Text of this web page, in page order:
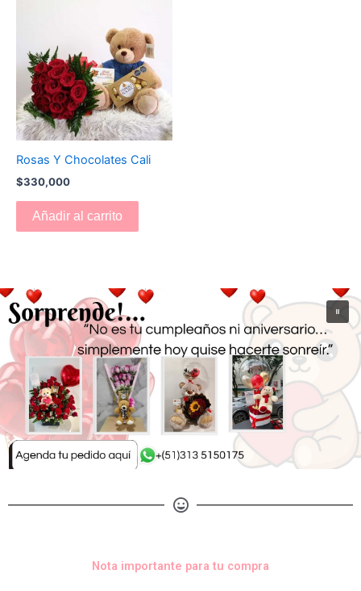
Rosas Y Chocolates Cali
$330,000
Añadir al carrito
Nota importante para tu compra